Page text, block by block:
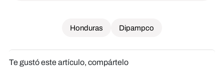
Honduras Dipampco
Te gustó este artículo, compártelo